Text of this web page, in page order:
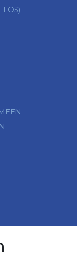
LOS)